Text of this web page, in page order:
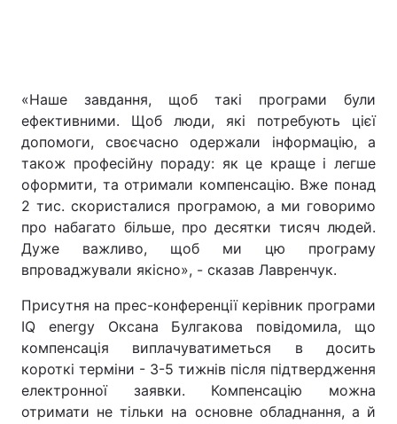
«Наше завдання, щоб такі програми були
ефективними. Щоб люди, які потребують цієї
допомоги, своєчасно одержали інформацію, а
також професійну пораду: як це краще і легше
оформити, та отримали компенсацію. Вже понад
2 тис. скористалися програмою, а ми говоримо
про набагато більше, про десятки тисяч людей.
Дуже важливо, щоб ми цю програму
впроваджували якісно», - сказав Лавренчук.
Присутня на прес-конференції керівник програми
IQ energy Оксана Булгакова повідомила, що
компенсація виплачуватиметься в досить
короткі терміни - 3-5 тижнів після підтвердження
електронної заявки. Компенсацію можна
отримати не тільки на основне обладнання, а й